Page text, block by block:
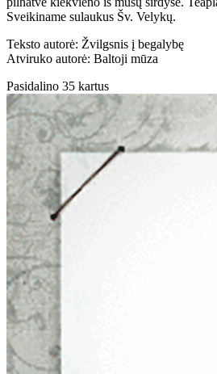
Sveikiname sulaukus Šv. Velykų.
Teksto autorė: Žvilgsnis į begalybę
Atviruko autorė: Baltoji mūza
Pasidalino 35 kartus